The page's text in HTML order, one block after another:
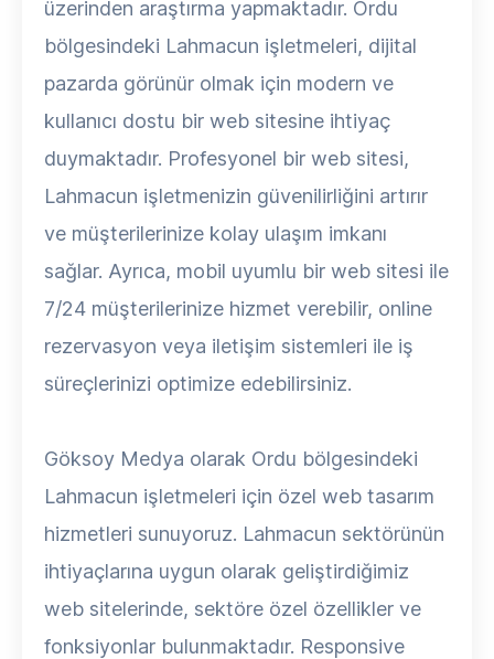
üzerinden araştırma yapmaktadır. Ordu
bölgesindeki Lahmacun işletmeleri, dijital
pazarda görünür olmak için modern ve
kullanıcı dostu bir web sitesine ihtiyaç
duymaktadır. Profesyonel bir web sitesi,
Lahmacun işletmenizin güvenilirliğini artırır
ve müşterilerinize kolay ulaşım imkanı
sağlar. Ayrıca, mobil uyumlu bir web sitesi ile
7/24 müşterilerinize hizmet verebilir, online
rezervasyon veya iletişim sistemleri ile iş
süreçlerinizi optimize edebilirsiniz.
Göksoy Medya olarak Ordu bölgesindeki
Lahmacun işletmeleri için özel web tasarım
hizmetleri sunuyoruz. Lahmacun sektörünün
ihtiyaçlarına uygun olarak geliştirdiğimiz
web sitelerinde, sektöre özel özellikler ve
fonksiyonlar bulunmaktadır. Responsive